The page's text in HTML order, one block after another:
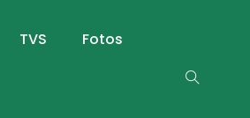
TVS Fotos